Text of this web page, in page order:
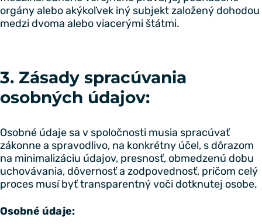
orgány alebo akýkoľvek iný subjekt založený dohodou
medzi dvoma alebo viacerými štátmi.
3. Zásady spracúvania
osobných údajov:
Osobné údaje sa v spoločnosti musia spracúvať
zákonne a spravodlivo, na konkrétny účel, s dôrazom
na minimalizáciu údajov, presnosť, obmedzenú dobu
uchovávania, dôvernosť a zodpovednosť, pričom celý
proces musí byť transparentný voči dotknutej osobe.
Osobné údaje: